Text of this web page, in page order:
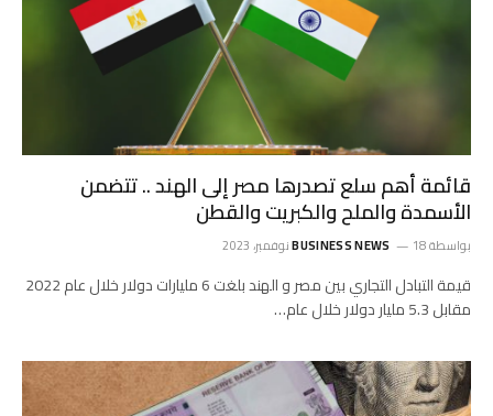
قائمة أهم سلع تصدرها مصر إلى الهند .. تتضمن
الأسمدة والملح والكبريت والقطن
بواسطة BUSINESS NEWS 18 نوفمبر، 2023
قيمة التبادل التجاري بين مصر و الهند بلغت 6 مليارات دولار خلال عام 2022
مقابل 5.3 مليار دولار خلال عام…